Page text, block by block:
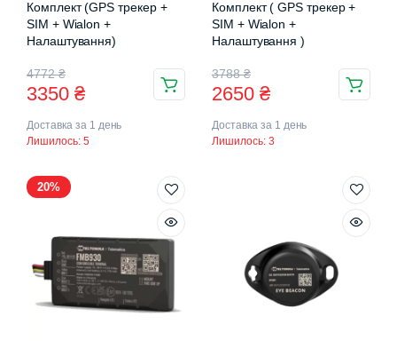
Комплект (GPS трекер +
SIM + Wialon +
Налаштування)
4772₴
Оригінальна
ціна:
4772 ₴.
3350 ₴
Поточна
ціна:
3350 ₴.
Доставка за 1 день
Лишилось: 5
Комплект ( GPS трекер +
SIM + Wialon +
Налаштування )
3788₴
Оригінальна
ціна:
3788 ₴.
2650 ₴
Поточна
ціна:
2650 ₴.
Доставка за 1 день
Лишилось: 3
20%